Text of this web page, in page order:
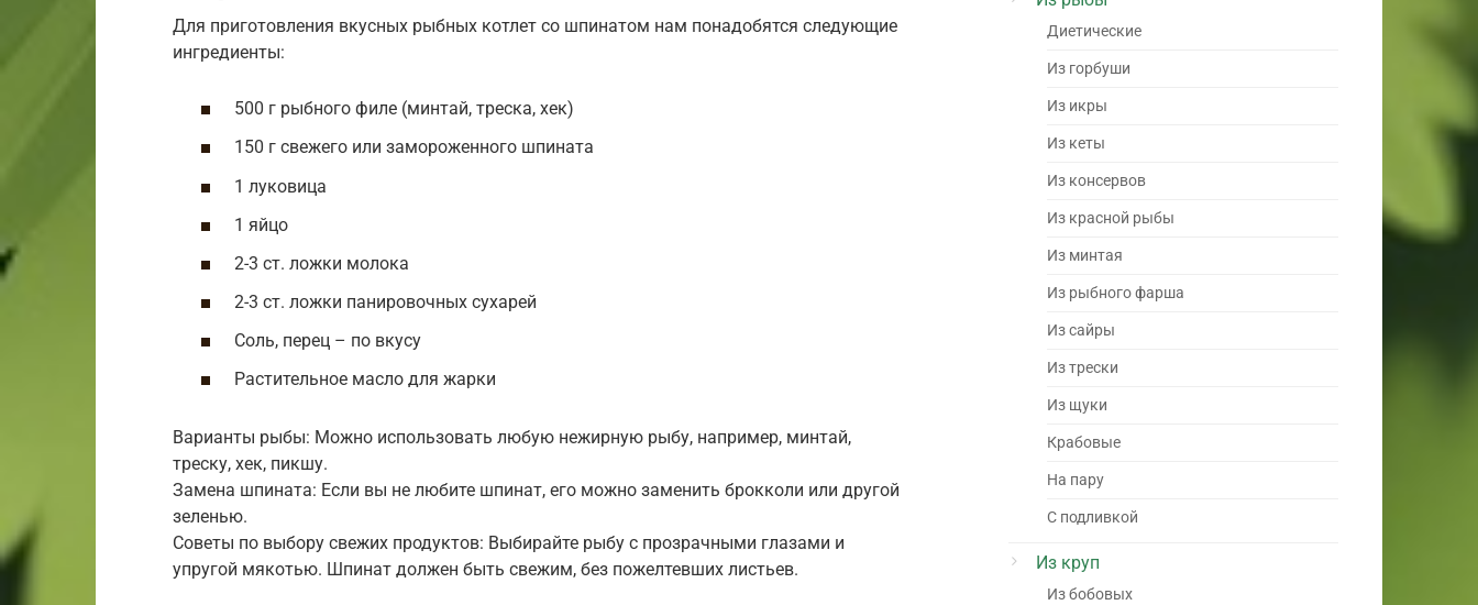
Для приготовления вкусных рыбных котлет со шпинатом нам понадобятся следующие
ингредиенты:
500 г рыбного филе (минтай, треска, хек)
150 г свежего или замороженного шпината
1 луковица
1 яйцо
2-3 ст. ложки молока
2-3 ст. ложки панировочных сухарей
Соль, перец – по вкусу
Растительное масло для жарки
Варианты рыбы: Можно использовать любую нежирную рыбу, например, минтай,
треску, хек, пикшу.
Замена шпината: Если вы не любите шпинат, его можно заменить брокколи или другой
зеленью.
Советы по выбору свежих продуктов: Выбирайте рыбу с прозрачными глазами и
упругой мякотью. Шпинат должен быть свежим, без пожелтевших листьев.
Диетические
Из горбуши
Из икры
Из кеты
Из консервов
Из красной рыбы
Из минтая
Из рыбного фарша
Из сайры
Из трески
Из щуки
Крабовые
На пару
С подливкой
Из круп
Из бобовых